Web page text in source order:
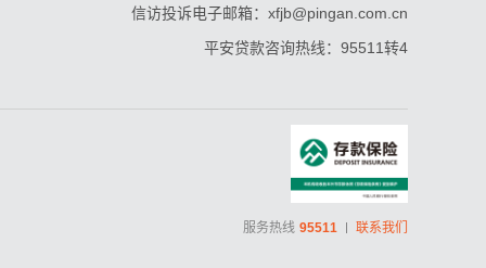
信访投诉电子邮箱：xfjb@pingan.com.cn
平安贷款咨询热线：95511转4
服务热线 95511 联系我们